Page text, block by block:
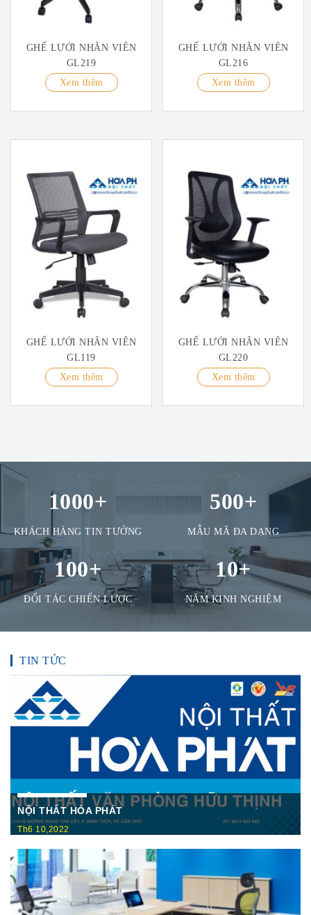
GHẾ LƯỚI NHÂN VIÊN
GL219
Xem thêm
GHẾ LƯỚI NHÂN VIÊN
GL216
Xem thêm
GHẾ LƯỚI NHÂN VIÊN
GL119
Xem thêm
GHẾ LƯỚI NHÂN VIÊN
GL220
Xem thêm
1000+
KHÁCH HÀNG TIN TƯỞNG
500+
MẪU MÃ ĐA DẠNG
100+
ĐỐI TÁC CHIẾN LƯỢC
10+
NĂM KINH NGHIỆM
TIN TỨC
NỘI THẤT HÒA PHÁT
Th6 10,2022
Nội Thất Hòa Phátt Cần Thơ Là nơi trưng bày và cung cấp
các sản phẩm như: Bàn văn phòng, ghế xoay văn phòng, tủ hồ
sơ, két sắt,…Của cty CP Nội Thất Hòa Phát( Nội thất The
One) có địa ...